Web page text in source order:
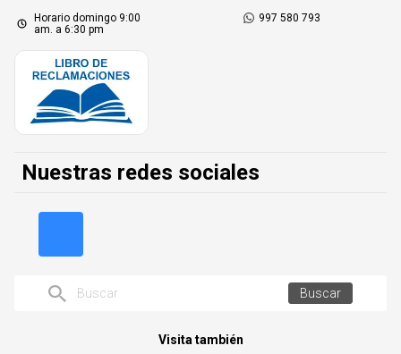
Horario domingo 9:00
am. a 6:30 pm
997 580 793
Nuestras redes sociales
Buscar
Visita también